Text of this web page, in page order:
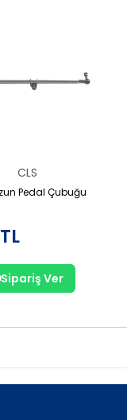
CLS
Pedal Çubuğu
Sipariş Ver